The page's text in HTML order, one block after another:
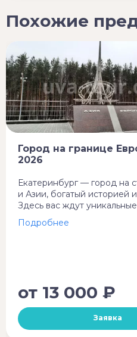
Похожие
Город на границе
2026
Екатеринбург — город на
и Азии, богатый историей и
Здесь вас ждут уникальные
от 13 000 ₽
Заявка